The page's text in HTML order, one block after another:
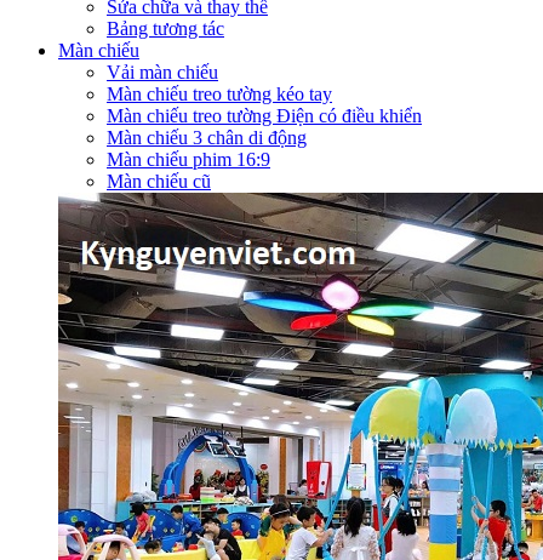
Sửa chữa và thay thế
Bảng tương tác
Màn chiếu
Vải màn chiếu
Màn chiếu treo tường kéo tay
Màn chiếu treo tường Điện có điều khiển
Màn chiếu 3 chân di động
Màn chiếu phim 16:9
Màn chiếu cũ